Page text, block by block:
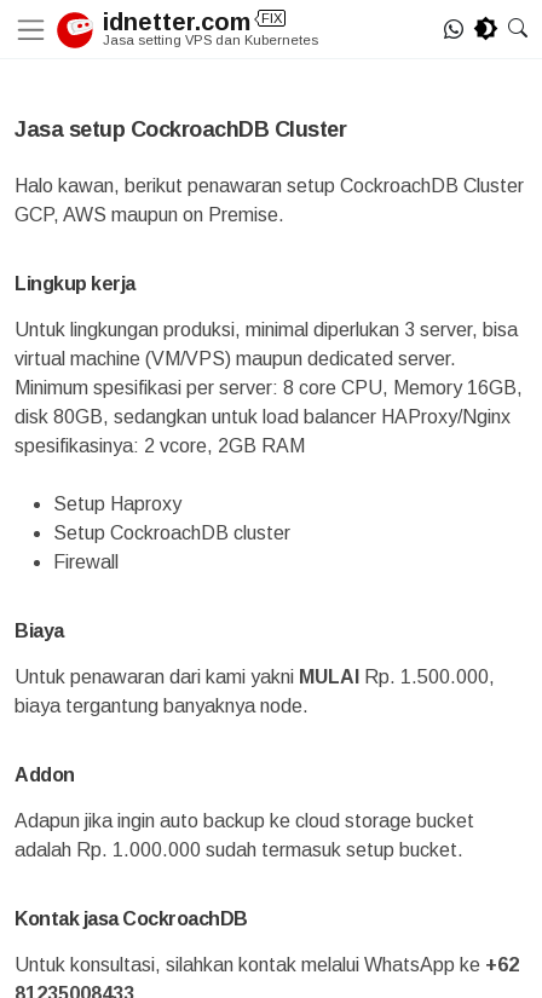
idnetter.com FIX
Jasa setting VPS dan Kubernetes
Jasa setup CockroachDB Cluster
Halo kawan, berikut penawaran setup CockroachDB Cluster
GCP, AWS maupun on Premise.
Lingkup kerja
Untuk lingkungan produksi, minimal diperlukan 3 server, bisa
virtual machine (VM/VPS) maupun dedicated server.
Minimum spesifikasi per server: 8 core CPU, Memory 16GB,
disk 80GB, sedangkan untuk load balancer HAProxy/Nginx
spesifikasinya: 2 vcore, 2GB RAM
Setup Haproxy
Setup CockroachDB cluster
Firewall
Biaya
Untuk penawaran dari kami yakni MULAI
Rp. 1.500.000,
biaya tergantung banyaknya node.
Addon
Adapun jika ingin auto backup ke cloud storage bucket
adalah Rp. 1.000.000 sudah termasuk setup bucket.
Kontak jasa CockroachDB
Untuk konsultasi, silahkan kontak melalui WhatsApp ke +62
81235008433